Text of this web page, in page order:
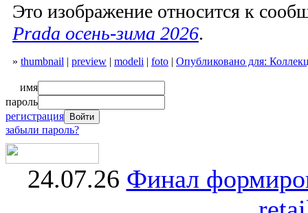
Это изображение относится к
Prada осень-зима 2026.
» thumbnail | preview | modeli | foto | Опубликовано для:
имя
пароль
регистрация
забыли пароль?
24.07.26 Финал